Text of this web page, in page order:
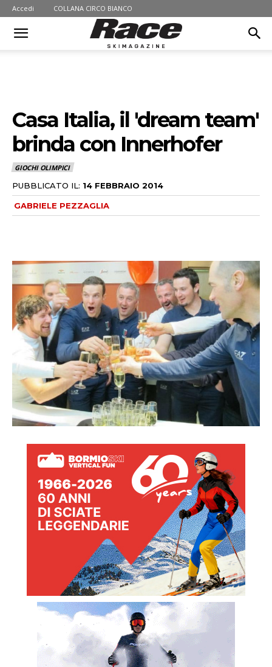
Accedi COLLANA CIRCO BIANCO
Casa Italia, il 'dream team'
brinda con Innerhofer
GIOCHI OLIMPICI
PUBBLICATO IL: 14 FEBBRAIO 2014
GABRIELE PEZZAGLIA